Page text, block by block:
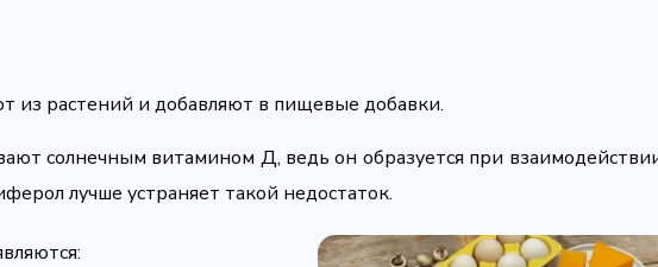
из растений и добавляют в пищевые добавки.
солнечным витамином Д, ведь он образуется при
лучше устраняет такой недостаток.